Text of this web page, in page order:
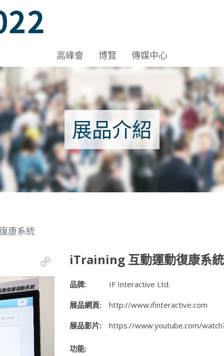
高峰會 博覽 傳媒中心
展品介紹
康系統
iTraining 互動運動復康系統
品牌: IF Interactive Ltd.
展品網頁: http://www.ifinteractive.com
展品影片: https://www.youtube.com/
功能: